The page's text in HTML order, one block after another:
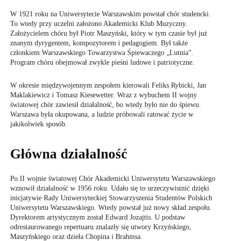
W 1921 roku na Uniwersytecie Warszawskim powstał chór studencki.
To wtedy przy uczelni założono Akademicki Klub Muzyczny.
Założycielem chóru był Piotr Maszyński, który w tym czasie był już
znanym dyrygentem, kompozytorem i pedagogiem. Był także
członkiem Warszawskiego Towarzystwa Śpiewaczego „Lutnia”.
Program chóru obejmował zwykle pieśni ludowe i patriotyczne.
W okresie międzywojennym zespołem kierowali Feliks Rybicki, Jan
Maklakiewicz i Tomasz Kiesewetter. Wraz z wybuchem II wojny
światowej chór zawiesił działalność, bo wtedy było nie do śpiewu.
Warszawa była okupowana, a ludzie próbowali ratować życie w
jakikolwiek sposób.
Główna działalność
Po II wojnie światowej Chór Akademicki Uniwersytetu Warszawskiego
wznowił działalność w 1956 roku. Udało się to urzeczywistnić dzięki
inicjatywie Rady Uniwersyteckiej Stowarzyszenia Studentów Polskich
Uniwersytetu Warszawskiego. Wtedy powstał już nowy skład zespołu.
Dyrektorem artystycznym został Edward Jozajtis. U podstaw
odrestaurowanego repertuaru znalazły się utwory Krzyńskiego,
Maszyńskiego oraz dzieła Chopina i Brahmsa.